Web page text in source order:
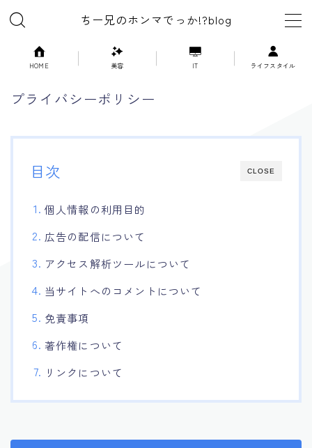
ちー兄のホンマでっか!?blog
MENU
美容
ライフスタイル
漫画
映画
HOME 美容 IT ライフスタイル
プライバシーポリシー
CLOSE
目次
個人情報の利用目的
広告の配信について
アクセス解析ツールについて
当サイトへのコメントについて
免責事項
著作権について
リンクについて